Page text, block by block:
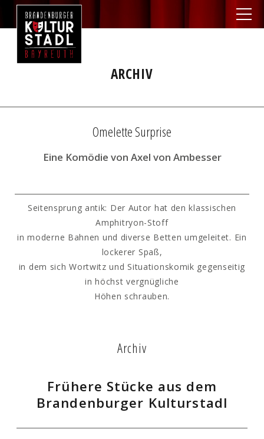
ARCHIV
Omelette Surprise
Eine Komödie von Axel von Ambesser
Seitensprung antik: Der Autor hat den klassischen
Amphitryon-Stoff
in moderne Bahnen und diverse Betten umgeleitet. Ein
lockerer Spaß,
in dem sich Wortwitz und Situationskomik gegenseitig
in höchst vergnügliche
Höhen schrauben.
Archiv
Frühere Stücke aus dem
Brandenburger Kulturstadl